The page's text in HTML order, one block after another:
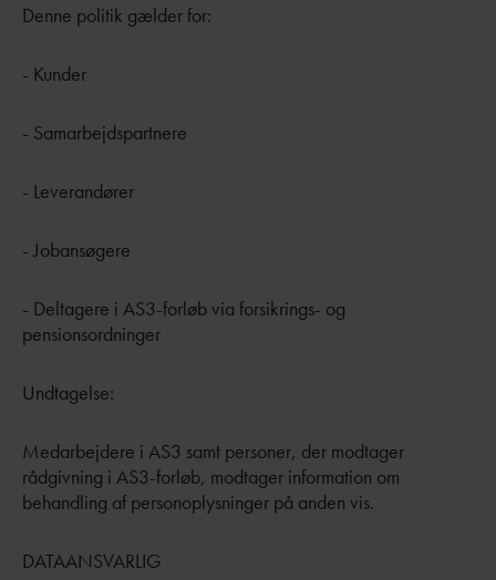
Denne politik gælder for:
- Kunder
- Samarbejdspartnere
- Leverandører
- Jobansøgere
- Deltagere i AS3-forløb via forsikrings- og
pensionsordninger
Undtagelse:
Medarbejdere i AS3 samt personer, der modtager
rådgivning i AS3-forløb, modtager information om
behandling af personoplysninger på anden vis.
DATAANSVARLIG